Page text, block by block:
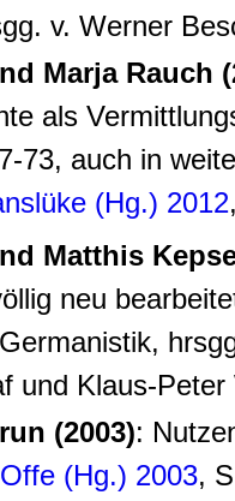
v. Werner
Marja Rauch
als
73, auch in
(Hg.) 2012
Matthis
neu
und Klaus-
(2003):
Offe (Hg.) 2003,